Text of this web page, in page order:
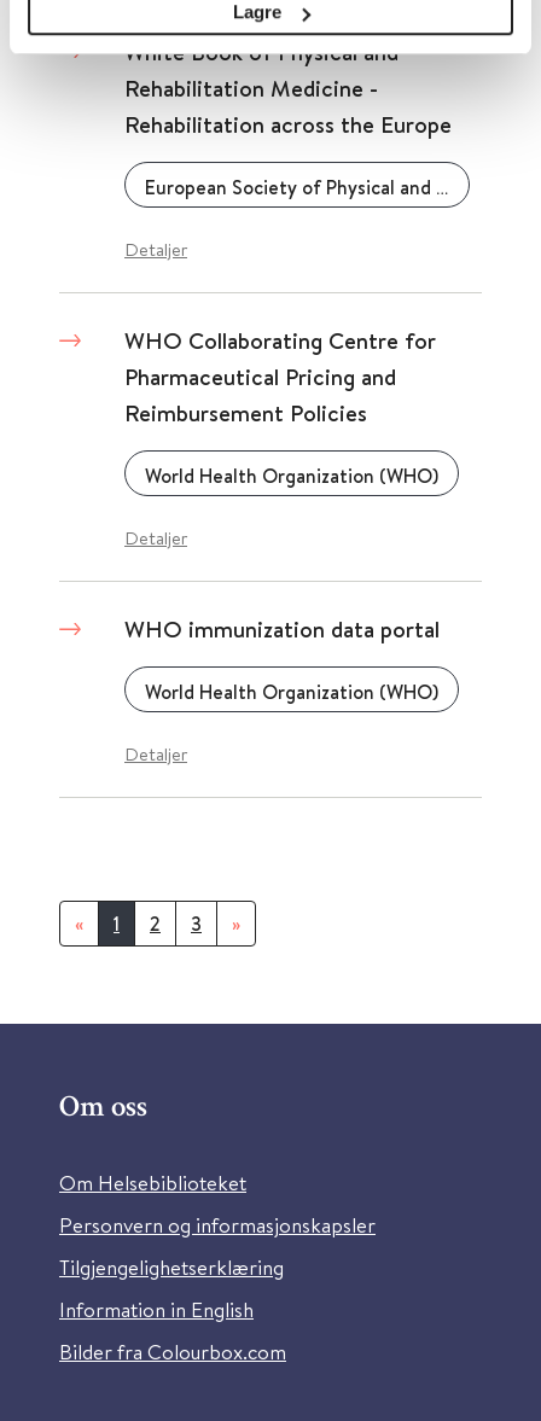
Lagre
White Book of Physical and
Rehabilitation Medicine -
Rehabilitation across the Europe
European Society of Physical and Rehabilitation Medicine
Detaljer
WHO Collaborating Centre for
Pharmaceutical Pricing and
Reimbursement Policies
World Health Organization (WHO)
Detaljer
WHO immunization data portal
World Health Organization (WHO)
Detaljer
« 1 2 3 »
Om oss
Om Helsebiblioteket
Personvern og informasjonskapsler
Tilgjengelighetserklæring
Information in English
Bilder fra Colourbox.com